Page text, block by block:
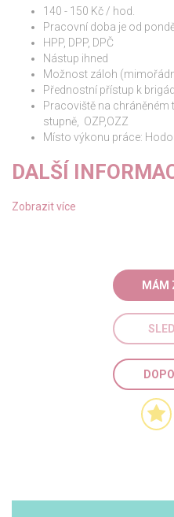
140 - 150 Kč / hod.
Pracovní doba je od
HPP, DPP, DPČ
Nástup ihned
Možnost záloh
Přednostní přístup k
Pracoviště na chráněném
stupně, OZP,OZZ
Místo výkonu práce:
DALŠÍ
Zobrazit více
MÁM